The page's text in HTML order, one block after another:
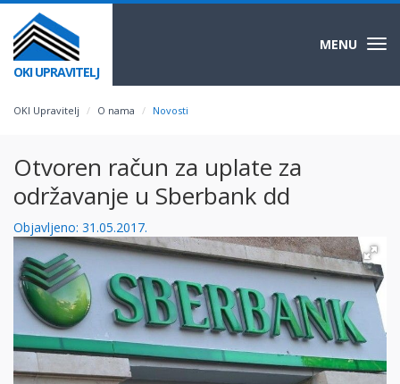
OKI UPRAVITELJ
MENU
OKI Upravitelj O nama Novosti
Otvoren račun za uplate za
održavanje u Sberbank dd
Objavljeno: 31.05.2017.